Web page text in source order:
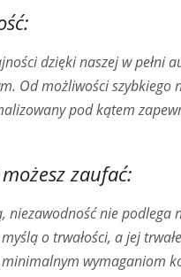
dzięki naszej w pełni
Od możliwości szybkiego
pod kątem
zaufać:
niezawodność nie podlega
o trwałości, a jej
wymaganiom